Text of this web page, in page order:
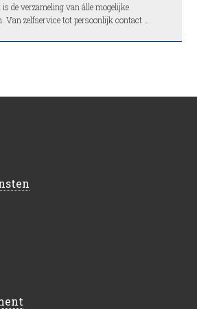
de verzameling van álle mogelijke
zelfservice tot persoonlijk contact …